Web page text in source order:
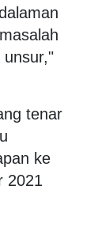
unsur,"
tenar
ke
2021